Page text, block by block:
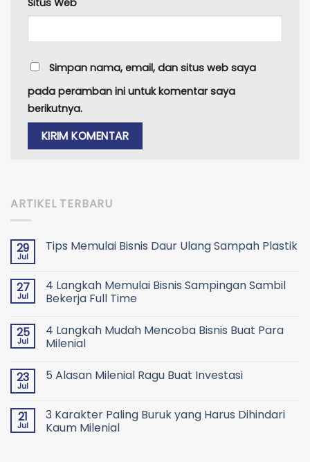
Situs Web
Simpan nama, email, dan situs web saya
pada peramban ini untuk komentar saya
berikutnya.
ARTIKEL TERBARU
29
Jul
Tips Memulai Bisnis Daur Ulang Sampah Plastik
27
Jul
4 Langkah Memulai Bisnis Sampingan Sambil
Bekerja Full Time
25
Jul
4 Langkah Mudah Mencoba Bisnis Buat Para
Milenial
23
Jul
5 Alasan Milenial Ragu Buat Investasi
21
Jul
3 Karakter Paling Buruk yang Harus Dihindari
Kaum Milenial